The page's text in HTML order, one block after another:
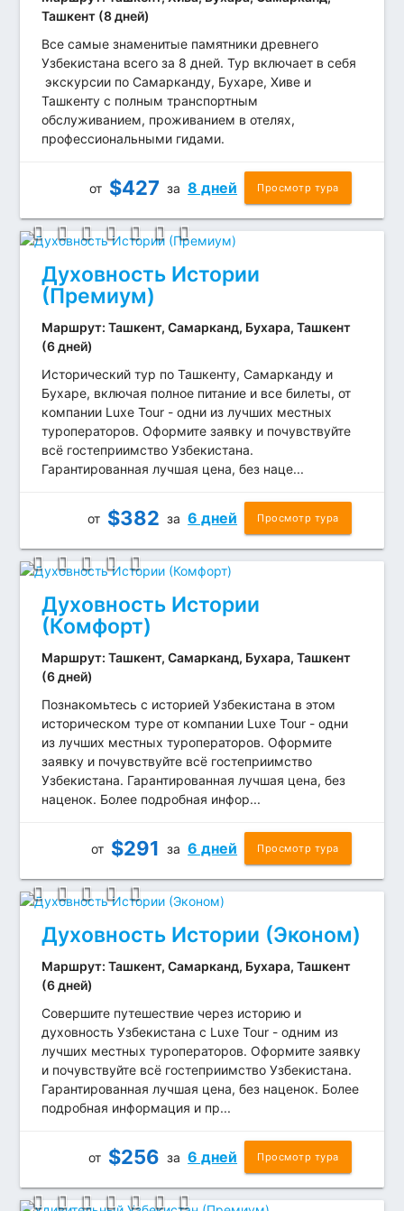
Ташкент (8 дней)
Все самые знаменитые памятники древнего
Узбекистана всего за 8 дней. Тур включает в себя
экскурсии по Самарканду, Бухаре, Хиве и
Ташкенту с полным транспортным
обслуживанием, проживанием в отелях,
профессиональными гидами.
от $427 за 8 дней Просмотр тура
Духовность Истории
(Премиум)
Маршрут: Ташкент, Самарканд, Бухара, Ташкент
(6 дней)
Исторический тур по Ташкенту, Самарканду и
Бухаре, включая полное питание и все билеты, от
компании Luxe Tour - одни из лучших местных
туроператоров. Оформите заявку и почувствуйте
всё гостеприимство Узбекистана.
Гарантированная лучшая цена, без наце...
от $382 за 6 дней Просмотр тура
Духовность Истории
(Комфорт)
Маршрут: Ташкент, Самарканд, Бухара, Ташкент
(6 дней)
Познакомьтесь с историей Узбекистана в этом
историческом туре от компании Luxe Tour - одни
из лучших местных туроператоров. Оформите
заявку и почувствуйте всё гостеприимство
Узбекистана. Гарантированная лучшая цена, без
наценок. Более подробная инфор...
от $291 за 6 дней Просмотр тура
Духовность Истории (Эконом)
Маршрут: Ташкент, Самарканд, Бухара, Ташкент
(6 дней)
Совершите путешествие через историю и
духовность Узбекистана с Luxe Tour - одним из
лучших местных туроператоров. Оформите заявку
и почувствуйте всё гостеприимство Узбекистана.
Гарантированная лучшая цена, без наценок. Более
подробная информация и пр...
от $256 за 6 дней Просмотр тура